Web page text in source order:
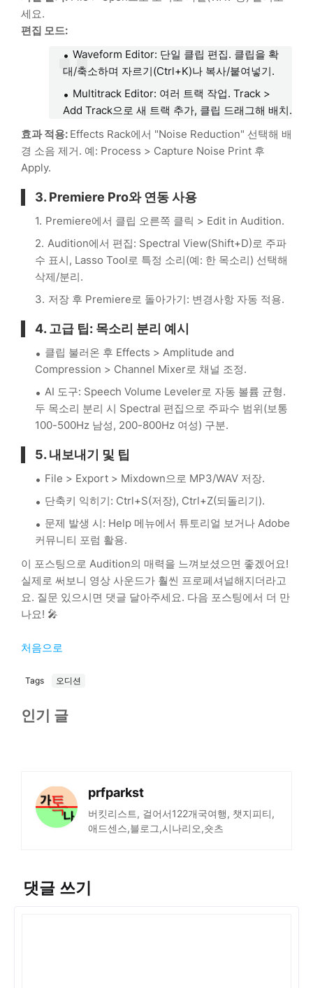
세요.
편집 모드:
Waveform Editor: 단일 클립 편집. 클립을 확
대/축소하며 자르기(Ctrl+K)나 복사/붙여넣기.
Multitrack Editor: 여러 트랙 작업. Track >
Add Track으로 새 트랙 추가, 클립 드래그해 배치.
효과 적용: Effects Rack에서 "Noise Reduction" 선택해 배
경 소음 제거. 예: Process > Capture Noise Print 후
Apply.
3. Premiere Pro와 연동 사용
Premiere에서 클립 오른쪽 클릭 > Edit in Audition.
Audition에서 편집: Spectral View(Shift+D)로 주파
수 표시, Lasso Tool로 특정 소리(예: 한 목소리) 선택해
삭제/분리.
저장 후 Premiere로 돌아가기: 변경사항 자동 적용.
4. 고급 팁: 목소리 분리 예시
클립 불러온 후 Effects > Amplitude and
Compression > Channel Mixer로 채널 조정.
AI 도구: Speech Volume Leveler로 자동 볼륨 균형.
두 목소리 분리 시 Spectral 편집으로 주파수 범위(보통
100-500Hz 남성, 200-800Hz 여성) 구분.
5. 내보내기 및 팁
File > Export > Mixdown으로 MP3/WAV 저장.
단축키 익히기: Ctrl+S(저장), Ctrl+Z(되돌리기).
문제 발생 시: Help 메뉴에서 튜토리얼 보거나 Adobe
커뮤니티 포럼 활용.
이 포스팅으로 Audition의 매력을 느껴보셨으면 좋겠어요!
실제로 써보니 영상 사운드가 훨씬 프로페셔널해지더라고
요. 질문 있으시면 댓글 달아주세요. 다음 포스팅에서 더 만
나요! 🎤
처음으로
Tags 오디션
인기 글
prfparkst
버킷리스트, 걸어서122개국여행, 챗지피티,
애드센스,블로그,시나리오,숏츠
댓글 쓰기